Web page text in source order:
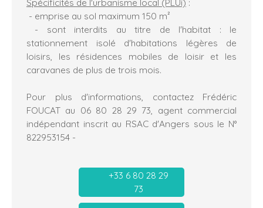
- emprise au sol maximum 150 m²
- sont interdits au titre de l'habitat : le
stationnement isolé d'habitations légères de
loisirs, les résidences mobiles de loisir et les
caravanes de plus de trois mois.
Pour plus d'informations, contactez Frédéric
FOUCAT au 06 80 28 29 73, agent commercial
indépendant inscrit au RSAC d'Angers sous le N°
822953154 -
+33 6 80 28 29
73